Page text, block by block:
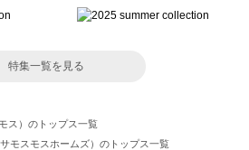
特集一覧を見る
ス）のトップス一覧
モスモスホームズ）のトップス一覧